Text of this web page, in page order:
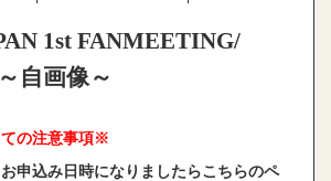
1st FANMEETING/
自画像～
の注意事項※
申込み日時になりましたらこちらのペ